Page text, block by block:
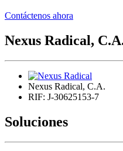
Contáctenos ahora
Nexus Radical,
Nexus Radical, C.A.
RIF: J-30625153-7
Soluciones